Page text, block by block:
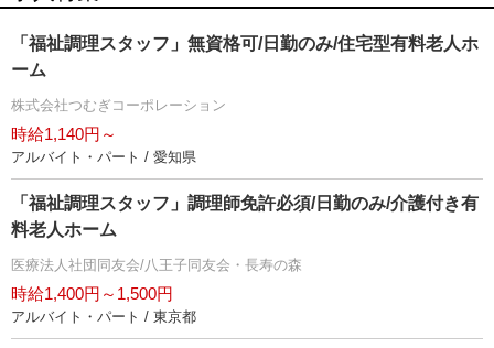
「福祉調理スタッフ」無資格可/日勤のみ/住宅型有料老人ホ
ーム
株式会社つむぎコーポレーション
時給1,140円～
アルバイト・パート / 愛知県
「福祉調理スタッフ」調理師免許必須/日勤のみ/介護付き有
料老人ホーム
医療法人社団同友会/八王子同友会・長寿の森
時給1,400円～1,500円
アルバイト・パート / 東京都